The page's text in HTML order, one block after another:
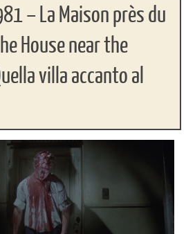
– La Maison près du
House near the
villa accanto al